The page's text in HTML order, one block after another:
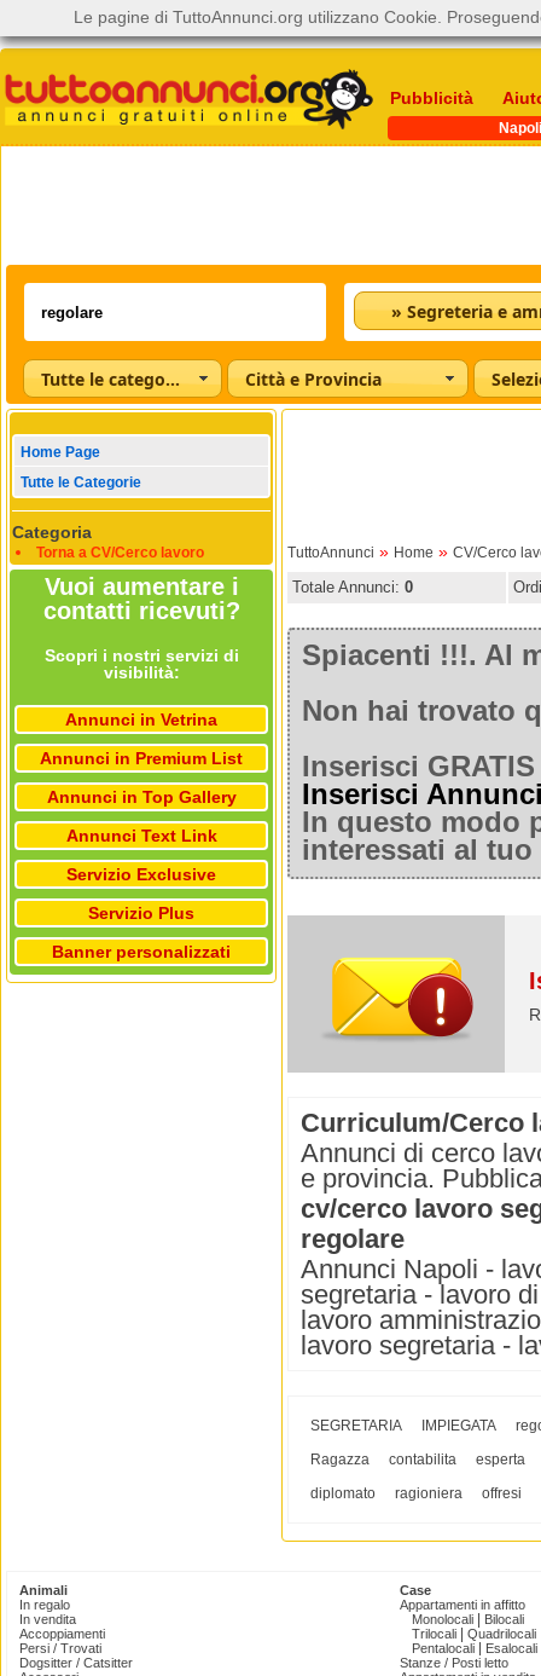
Pubblicità
Napoli
Tutte le categorie Città e Provincia
Home Page
Tutte le Categorie
Categoria
Torna a CV/Cerco lavoro
Vuoi aumentare i
contatti ricevuti?
Scopri i nostri servizi di
visibilità:
Annunci in Vetrina
Annunci in Premium List
Annunci in Top Gallery
Annunci Text Link
Servizio Exclusive
Servizio Plus
Banner personalizzati
TuttoAnnunci » Home » CV/Cerco
Totale Annunci: 0
Spiacenti !!!. Al
Non hai trovato
Inserisci
Inserisci
In questo modo
interessati al
Curriculum/Cerco
Annunci di cerco
e provincia.
cv/cerco lavoro
regolare
Annunci Napoli -
segretaria - lavoro
lavoro
lavoro segretaria -
SEGRETARIA IMPIEGATA
Ragazza
contabilita
esperta
diplomato
ragioniera offresi
Animali
In regalo
In vendita
Accoppiamenti
Persi / Trovati
Dogsitter / Catsitter
Case
Appartamenti in affitto
Monolocali
Bilocali
Trilocali
Quadrilocali
Pentalocali
Esalocali
Stanze / Posti letto
Le pagine di TuttoAnnunci.org utilizzano Cookie.